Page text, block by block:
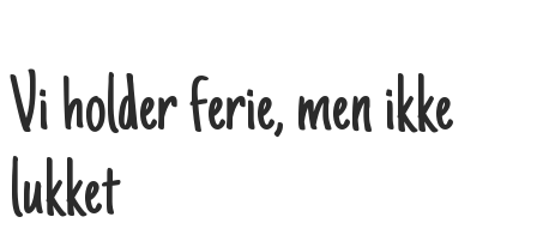
Vi holder ferie, men ikke
lukket